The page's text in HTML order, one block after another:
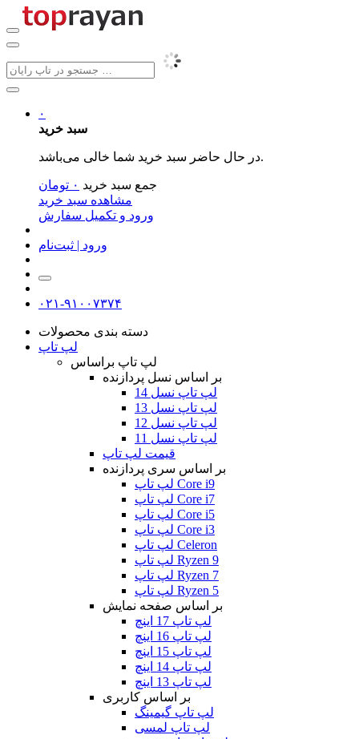
۰
سبد خرید
در حال حاضر سبد خرید شما خالی می‌باشد.
جمع سبد خرید ۰ تومان
مشاهده سبد خرید
ورود و تکمیل سفارش
ورود | ثبت‌نام
۰۲۱-۹۱۰۰۷۳۷۴
دسته بندی محصولات
لپ تاپ
لپ تاپ براساس
بر اساس نسل پردازنده
لپ تاپ نسل 14
لپ تاپ نسل 13
لپ تاپ نسل 12
لپ تاپ نسل 11
قیمت لپ تاپ
بر اساس سری پردازنده
لپ تاپ Core i9
لپ تاپ Core i7
لپ تاپ Core i5
لپ تاپ Core i3
لپ تاپ Celeron
لپ تاپ Ryzen 9
لپ تاپ Ryzen 7
لپ تاپ Ryzen 5
بر اساس صفحه نمایش
لپ تاپ 17 اینچ
لپ تاپ 16 اینچ
لپ تاپ 15 اینچ
لپ تاپ 14 اینچ
لپ تاپ 13 اینچ
بر اساس کاربری
لپ تاپ گیمینگ
لپ تاپ لمسی